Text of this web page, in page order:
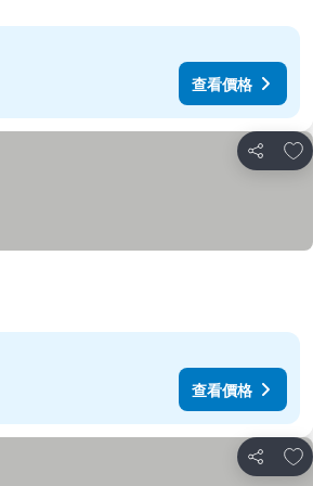
查看價格
分享
加
查看價格
分享
加